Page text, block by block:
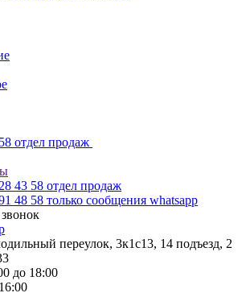
отдел продаж
43 58 отдел продаж
48 58 только сообщения whatsapp
звонок
переулок, 3к1с13, 14 подъезд, 2
до 18:00